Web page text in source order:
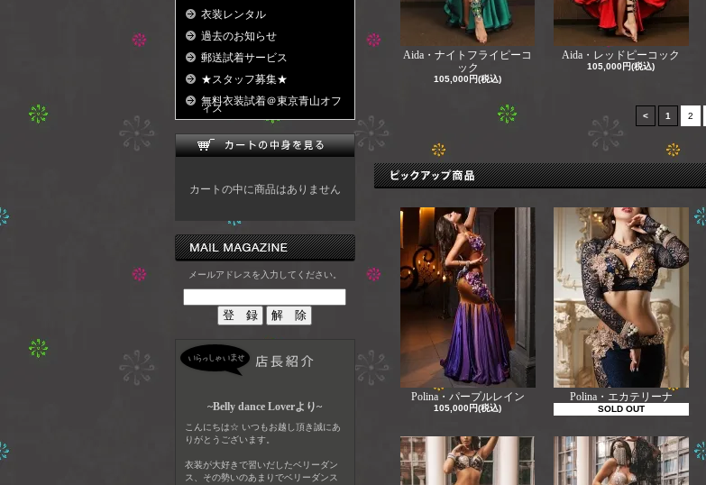
衣装レンタル
過去のお知らせ
郵送試着サービス
★スタッフ募集★
無料衣装試着＠東京青山オフ
ィス
カートの中に商品はありません
メールアドレスを入力してください。
~Belly dance Loverより~
こんにちは☆ いつもお越し頂き誠にあ
りがとうございます。
衣装が大好きで習いだしたベリーダン
ス、その勢いのあまりでベリーダンス
Aida・ナイトフライピーコ
ック
105,000円(税込)
Aida・レッドピーコック
105,000円(税込)
< 1 2
Polina・パープルレイン
105,000円(税込)
Polina・エカテリーナ
SOLD OUT